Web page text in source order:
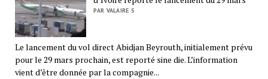
PAR VALAIRE S
Le lancement du vol direct Abidjan Beyrouth, initialement prévu
pour le 29 mars prochain, est reporté sine die. L’information
vient d’être donnée par la compagnie...